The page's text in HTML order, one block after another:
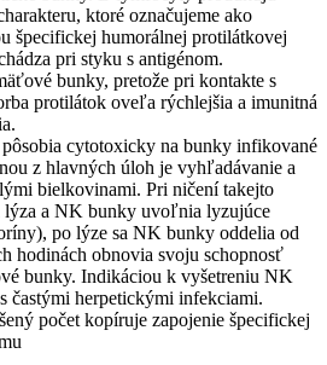
ktoré označujeme ako
špecifickej humorálnej protilátkovej
pri styku s antigénom.
bunky, pretože pri kontakte s
protilátok oveľa rýchlejšia a imunitná
cytotoxicky na bunky infikované
z hlavných úloh je vyhľadávanie a
bielkovinami. Pri ničení takejto
lýza a NK bunky uvoľnia lyzujúce
po lýze sa NK bunky oddelia od
hodinách obnovia svoju schopnosť
bunky. Indikáciou k vyšetreniu NK
častými herpetickými infekciami.
počet kopíruje zapojenie špecifickej